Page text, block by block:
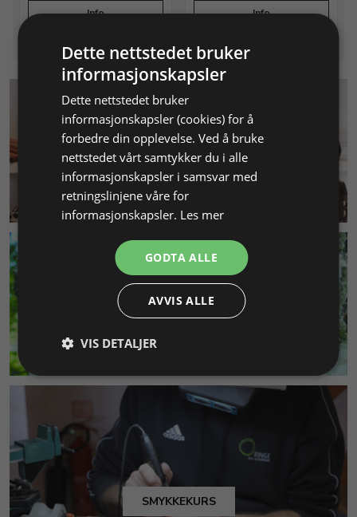
Info Info
KUNDESERVICE
MILJØ & BÆREKRAFT
SMYKKEKURS
Dette nettstedet bruker
informasjonskapsler
Dette nettstedet bruker
informasjonskapsler (cookies) for å
forbedre din opplevelse. Ved å bruke
nettstedet vårt samtykker du i alle
informasjonskapsler i samsvar med
retningslinjene våre for
informasjonskapsler. Les mer
GODTA ALLE
AVVIS ALLE
VIS DETALJER